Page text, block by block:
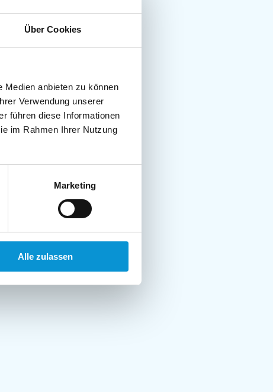
Über Cookies
Medien anbieten zu können
Verwendung unserer
führen diese Informationen
im Rahmen Ihrer Nutzung
Marketing
Alle zulassen